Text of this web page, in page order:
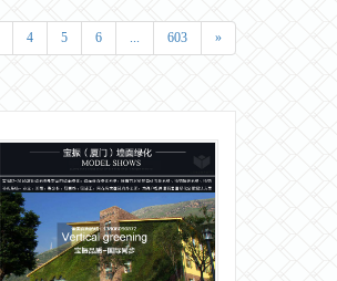
4 5 6 ... 603 »